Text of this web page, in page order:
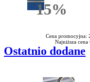
15%
Cena promocyjna:
Najniższa
Ostatnio dodane